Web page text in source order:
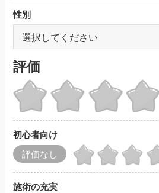
性別
評価
初心者向け
評価なし
施術の充実